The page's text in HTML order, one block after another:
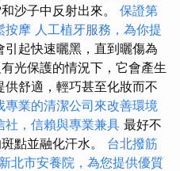
沙子中反射出來。 保證第
按摩 人工植牙服務，為你提
引起快速曬黑，直到曬傷為
光保護的情況下，它會產生
舒適，輕巧甚至化妝而不
專業的清潔公司來改善環境
社，信賴與專業兼具 最好不
點並融化汗水。 台北撥筋
新北市安養院，為您提供優質